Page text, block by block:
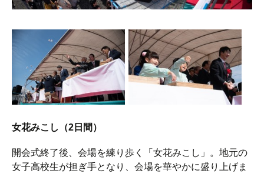
女花みこし（2日間）
開会式終了後、会場を練り歩く「女花みこし」。地元の
女子高校生が担ぎ手となり、会場を華やかに盛り上げま